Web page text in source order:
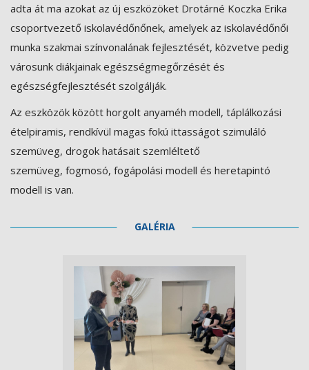
adta át ma azokat az új eszközöket Drotárné Koczka Erika
csoportvezető iskolavédőnőnek, amelyek az iskolavédőnői
munka szakmai színvonalának fejlesztését, közvetve pedig
városunk diákjainak egészségmegőrzését és
egészségfejlesztését szolgálják.
Az eszközök között horgolt anyaméh modell, táplálkozási
ételpiramis, rendkívül magas fokú ittasságot szimuláló
szemüveg, drogok hatásait szemléltető
szemüveg, fogmosó, fogápolási modell és heretapintó
modell is van.
GALÉRIA